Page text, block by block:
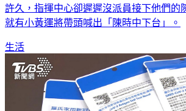
許久，指揮中心卻遲遲沒派員接下他們的
就有小黃運將帶頭喊出「陳時中下台」。
生活